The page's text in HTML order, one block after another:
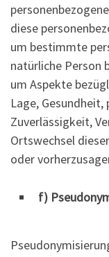
diese
um bestimmte
natürliche Person
um Aspekte
Lage,
Zuverlässigkeit,
Ortswechsel
oder
f)